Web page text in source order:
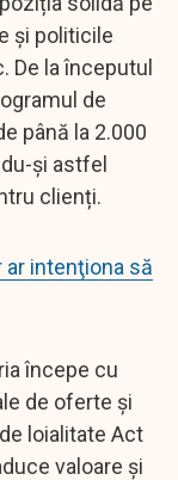
și politicile
De la începutul
de
până la 2.000
și astfel
clienți.
intenţiona să
începe cu
de oferte și
loialitate Act
valoare și